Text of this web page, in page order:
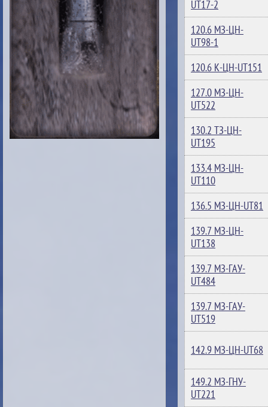
UT17-2
120.6 МЗ-ЦН-
UT98-1
120.6 К-ЦН-UT151
127.0 МЗ-ЦН-
UT522
130.2 ТЗ-ЦН-
UT195
133.4 МЗ-ЦН-
UT110
136.5 МЗ-ЦН-UT81
139.7 МЗ-ЦН-
UT138
139.7 МЗ-ГАУ-
UT484
139.7 МЗ-ГАУ-
UT519
142.9 МЗ-ЦН-UT68
149.2 МЗ-ГНУ-
UT221